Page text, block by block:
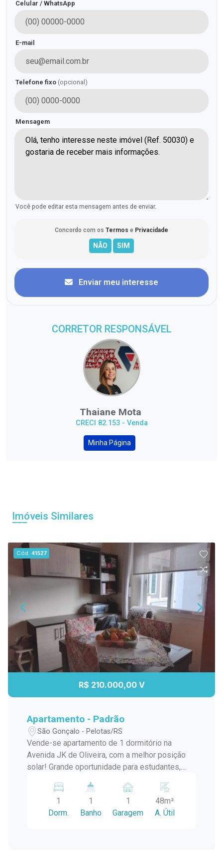
Celular / WhatsApp
E-mail
Telefone fixo (opcional)
Mensagem
Você pode editar esta mensagem antes de enviar.
Concordo com os Termos e Privacidade
Enviar meu interesse
CORRETOR RESPONSÁVEL
Thaiane Mota
CRECI 82.153 - Venda
Minha Página
Imóveis Similares
Cód.41527
R$ 210.000,00 V
Apartamento - Padrão
São Gonçalo - Pelotas/RS
Vende-se apartamento de 1 dormitório na
Avenida JK de Oliveira, com a melhor posição
solar! Grande oportunidade para estudantes,
próximo! Venha conhecer!
1
Dorm.
1
Banho
1
Garagem
48m²
A. Útil